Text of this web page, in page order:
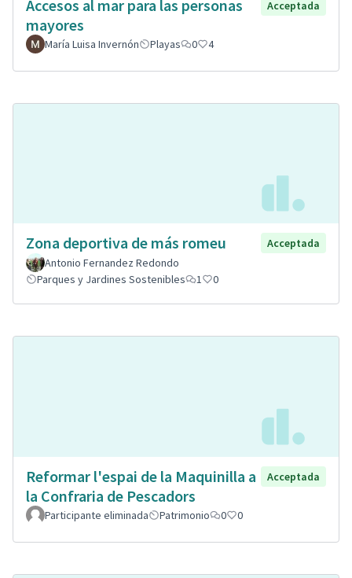
Accesos al mar para las personas
mayores
Acceptada
María Luisa Invernón Playas 0 4
Zona deportiva de más romeu
Acceptada
Antonio Fernandez Redondo
Parques y Jardines Sostenibles
1 0
Reformar l'espai de la Maquinilla a
la Confraria de Pescadors
Acceptada
Participante eliminada Patrimonio 0 0